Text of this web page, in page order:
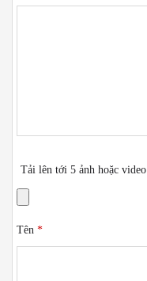
Tải lên tới 5 ảnh hoặc video
Tên *